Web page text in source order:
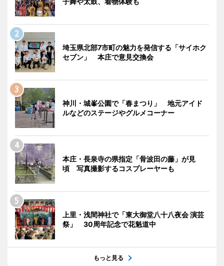
埼玉県北部7市町の魅力を発信する「サイホク
セブン」 本庄で意見交換会
神川・城峯公園で「春まつり」 地元アイド
ルなどのステージやグルメコーナー
本庄・長泉寺の県指定「骨波田の藤」が見
頃 写真撮影するコスプレーヤーも
上里・浅間神社で「東大御堂八十八夜会 演芸
祭」 30周年記念で花魁道中
もっと見る